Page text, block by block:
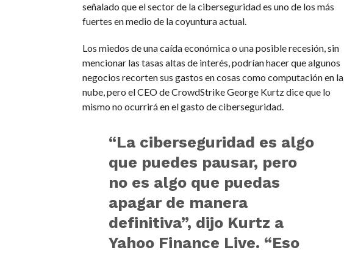
señalado que el sector de la ciberseguridad es uno de los más
fuertes en medio de la coyuntura actual.
Los miedos de una caída económica o una posible recesión, sin
mencionar las tasas altas de interés, podrían hacer que algunos
negocios recorten sus gastos en cosas como computación en la
nube, pero el CEO de CrowdStrike George Kurtz dice que lo
mismo no ocurrirá en el gasto de ciberseguridad.
“La ciberseguridad es algo
que puedes pausar, pero
no es algo que puedas
apagar de manera
definitiva”, dijo Kurtz a
Yahoo Finance Live. “Eso